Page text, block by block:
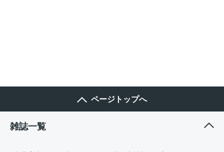
ページトップへ
雑誌一覧